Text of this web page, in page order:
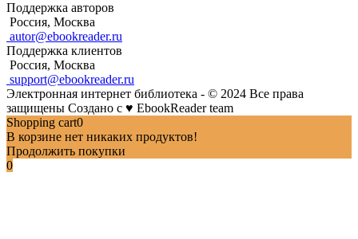
Поддержка авторов
Россия, Москва
autor@ebookreader.ru
Поддержка клиентов
Россия, Москва
support@ebookreader.ru
Электронная интернет библиотека - © 2024 Все права
защищены Создано с ♥ EbookReader team
Shopping cart0
В корзине нет никаких продуктов!
Продолжить покупки
0